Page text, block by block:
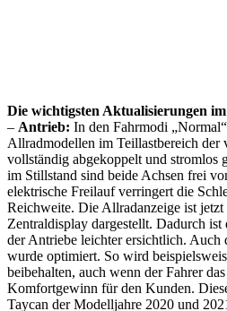
Die wichtigsten Aktualisierungen
– Antrieb: In den Fahrmodi
Allradmodellen im Teillastbereich der
vollständig abgekoppelt und stromlos
im Stillstand sind beide Achsen frei
elektrische Freilauf verringert die
Reichweite. Die Allradanzeige ist jetzt
Zentraldisplay dargestellt. Dadurch ist
der Antriebe leichter ersichtlich. Auch
wurde optimiert. So wird
beibehalten, auch wenn der Fahrer
Komfortgewinn für den Kunden.
Taycan der Modelljahre 2020 und